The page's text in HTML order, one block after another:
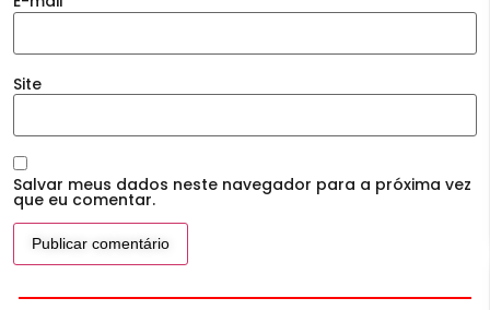
Site
Salvar meus dados neste navegador para a próxima vez
que eu comentar.